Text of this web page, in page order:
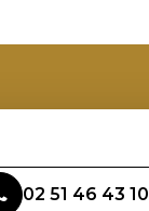
02 51 46 43 10